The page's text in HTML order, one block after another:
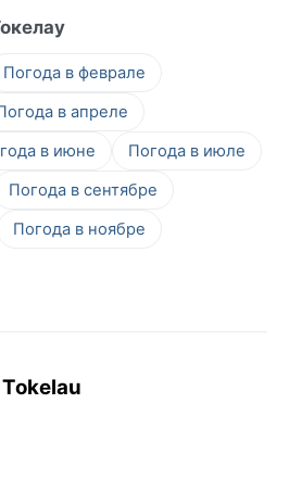
Погода в феврале
в апреле
в июне
Погода в июле
Погода в сентябре
Погода в ноябре